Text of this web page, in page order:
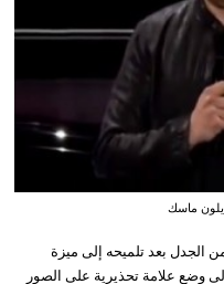
إيلون ماسك
الجدل بعد تلميحه إلى ميزة
وضع علامة تحذيرية على الصور